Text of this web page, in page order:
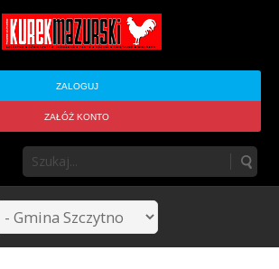
ZALOGUJ
ZAŁÓŻ KONTO